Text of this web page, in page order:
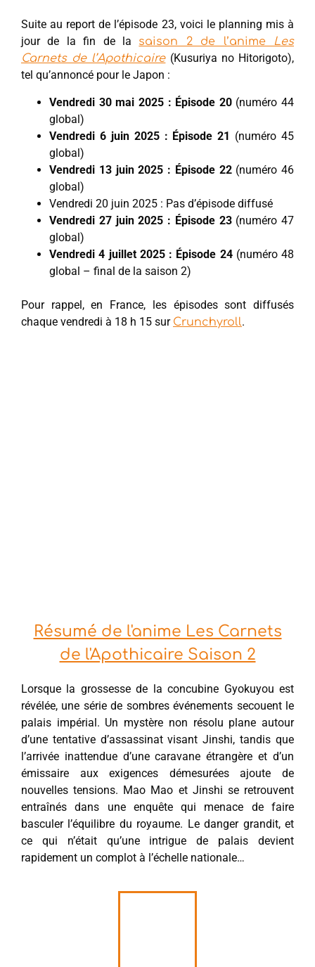
Suite au report de l’épisode 23, voici le planning mis à
jour de la fin de la saison 2 de l’anime Les
Carnets de l’Apothicaire(Kusuriya no Hitorigoto),
tel qu’annoncé pour le Japon :
Vendredi 30 mai 2025 : Épisode 20(numéro 44
global)
Vendredi 6 juin 2025 : Épisode 21 (numéro 45
global)
Vendredi 13 juin 2025 : Épisode 22(numéro 46
global)
Vendredi 20 juin 2025 : Pas d’épisode diffusé
Vendredi 27 juin 2025 : Épisode 23(numéro 47
global)
Vendredi 4 juillet 2025 : Épisode 24(numéro 48
global – final de la saison 2)
Pour rappel, en France, les épisodes sont diffusés
chaque vendredi à 18 h 15 sur Crunchyroll.
Résumé de l'anime Les Carnets
de l'Apothicaire Saison 2
Lorsque la grossesse de la concubine Gyokuyou est
révélée, une série de sombres événements secouent le
palais impérial. Un mystère non résolu plane autour
d’une tentative d’assassinat visant Jinshi, tandis que
l’arrivée inattendue d’une caravane étrangère et d’un
émissaire aux exigences démesurées ajoute de
nouvelles tensions. Mao Mao et Jinshi se retrouvent
entraînés dans une enquête qui menace de faire
basculer l’équilibre du royaume. Le danger grandit, et
ce qui n’était qu’une intrigue de palais devient
rapidement un complot à l’échelle nationale…